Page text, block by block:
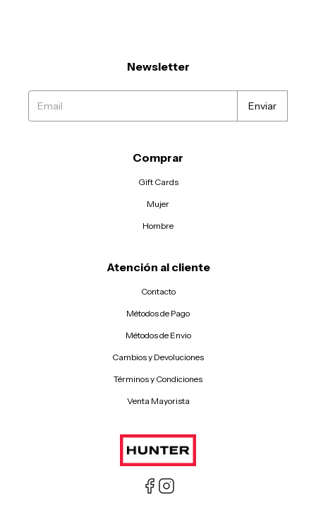
Newsletter
Comprar
Gift Cards
Mujer
Hombre
Atención al cliente
Contacto
Métodos de Pago
Métodos de Envio
Cambios y Devoluciones
Términos y Condiciones
Venta Mayorista